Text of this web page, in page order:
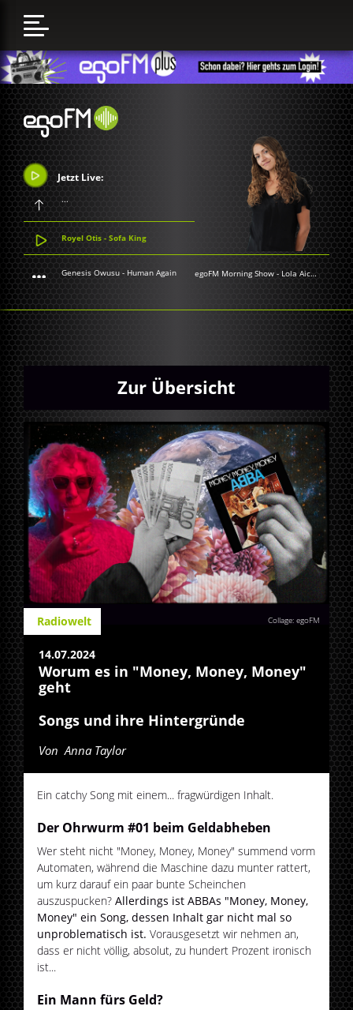
Jetzt Live:
...
Royel Otis - Sofa King
Genesis Owusu - Human Again egoFM Morning Show - Lola Aichner
Zur Übersicht
Collage: egoFM
Radiowelt
14.07.2024
Worum es in "Money, Money, Money"
geht
Songs und ihre Hintergründe
Von Anna Taylor
Ein catchy Song mit einem... fragwürdigen Inhalt.
Der Ohrwurm #01 beim Geldabheben
Wer steht nicht "Money, Money, Money" summend vorm
Automaten, während die Maschine dazu munter rattert,
um kurz darauf ein paar bunte Scheinchen
auszuspucken?Allerdings ist ABBAs "Money, Money,
Money" ein Song, dessen Inhalt gar nicht mal so
unproblematisch ist. Vorausgesetzt wir nehmen an,
dass er nicht völlig, absolut, zu hundert Prozent ironisch
ist...
Ein Mann fürs Geld?